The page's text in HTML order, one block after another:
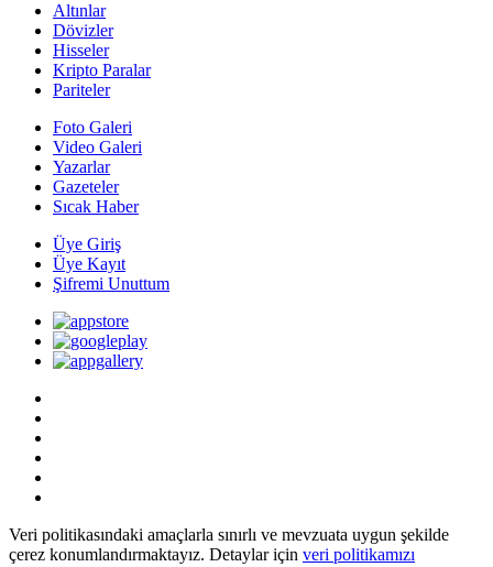
Altınlar
Dövizler
Hisseler
Kripto Paralar
Pariteler
Foto Galeri
Video Galeri
Yazarlar
Gazeteler
Sıcak Haber
Üye Giriş
Üye Kayıt
Şifremi Unuttum
Veri politikasındaki amaçlarla sınırlı ve mevzuata uygun şekilde
çerez konumlandırmaktayız. Detaylar için veri politikamızı